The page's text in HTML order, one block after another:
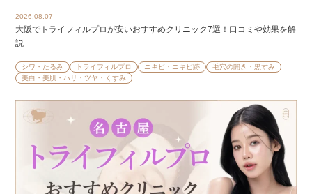
2026.08.07
大阪でトライフィルプロが安いおすすめクリニック7選！口コミや効果を解
説
シワ・たるみ トライフィルプロ ニキビ・ニキビ跡
毛穴の開き・黒ずみ
美白・美肌・ハリ・ツヤ・くすみ